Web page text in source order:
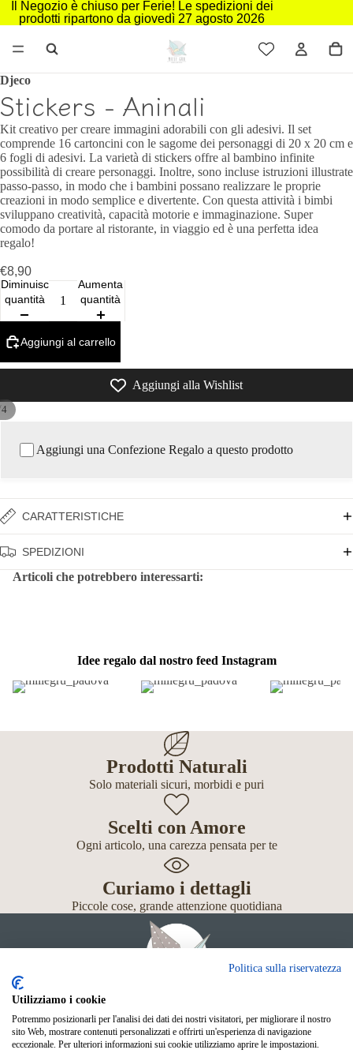
Il Negozio è chiuso per Ferie! Le spedizioni dei
prodotti ripartono da giovedì 27 agosto 2026
4
Djeco
Stickers - Aninali
Kit creativo per creare immagini adorabili con gli adesivi. Il set
comprende 16 cartoncini con le sagome dei personaggi di 20 x 20 cm e
6 fogli di adesivi. La varietà di stickers offre al bambino infinite
possibilità di creare personaggi. Inoltre, sono incluse istruzioni illustrate
passo-passo, in modo che i bambini possano realizzare le proprie
creazioni in modo semplice e divertente. Con questa attività i bimbi
sviluppano creatività, capacità motorie e immaginazione. Super
comodo da portare al ristorante, in viaggio ed è una perfetta idea
regalo!
€8,90
Diminuisci
quantità
Aumenta
quantità
Aggiungi al carrello
Aggiungi alla Wishlist
Aggiungi una Confezione Regalo a questo prodotto
CARATTERISTICHE
SPEDIZIONI
Articoli che potrebbero interessarti:
Idee regalo dal nostro feed Instagram
Prodotti Naturali
Solo materiali sicuri, morbidi e puri
Scelti con Amore
Ogni articolo, una carezza pensata per te
Curiamo i dettagli
Piccole cose, grande attenzione quotidiana
Giochi
Neonato
Politica sulla riservatezza
Utilizziamo i cookie
Potremmo posizionarli per l'analisi dei dati dei nostri visitatori, per migliorare il nostro
sito Web, mostrare contenuti personalizzati e offrirti un'esperienza di navigazione
eccezionale. Per ulteriori informazioni sui cookie utilizziamo aprire le impostazioni.